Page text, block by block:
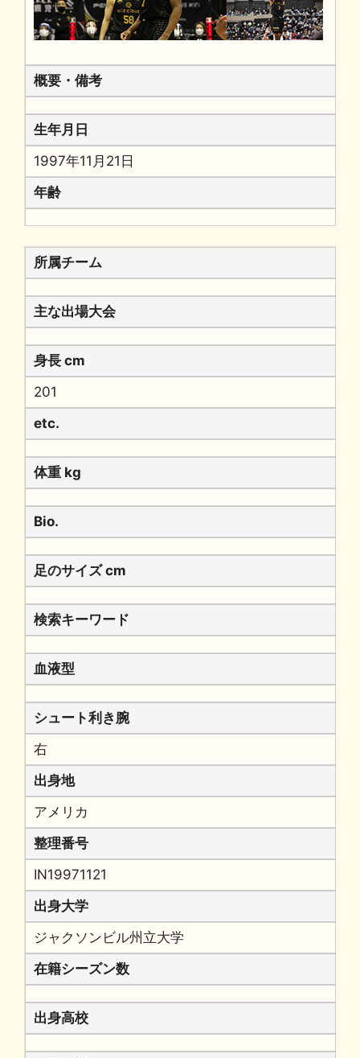
概要・備考
生年月日
1997年11月21日
年齢
所属チーム
主な出場大会
身長 cm
201
etc.
体重 kg
Bio.
足のサイズ cm
検索キーワード
血液型
シュート利き腕
右
出身地
アメリカ
整理番号
IN19971121
出身大学
ジャクソンビル州立大学
在籍シーズン数
出身高校